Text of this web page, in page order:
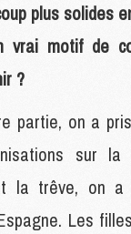
plus solides
vrai motif de
?
partie, on a
sur
la trêve, on a
Les